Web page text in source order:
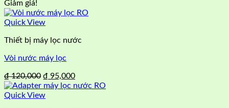
Giảm giá!
Quick View
Thiết bị máy lọc nước
Vòi nước máy lọc
₫120,000 Giá
gốc
là:
₫ 95,000Giá
hiện
Quick View